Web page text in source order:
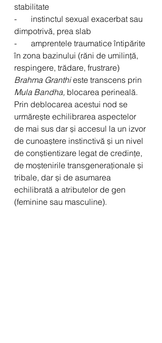
stabilitate
-       instinctul sexual exacerbat sau
dimpotrivă, prea slab
-       amprentele traumatice întipărite
în zona bazinului (răni de umilință,
respingere, trădare, frustrare)
Brahma Granthi este transcens prin
Mula Bandha, blocarea perineală.
Prin deblocarea acestui nod se
urmărește echilibrarea aspectelor
de mai sus dar și accesul la un izvor
de cunoaștere instinctivă și un nivel
de conștientizare legat de credințe,
de moștenirile transgeneraționale și
tribale, dar și de asumarea
echilibrată a atributelor de gen
(feminine sau masculine).